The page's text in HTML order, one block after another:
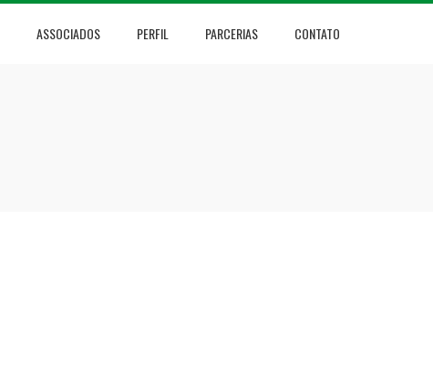
ASSOCIADOS PERFIL PARCERIAS CONTATO